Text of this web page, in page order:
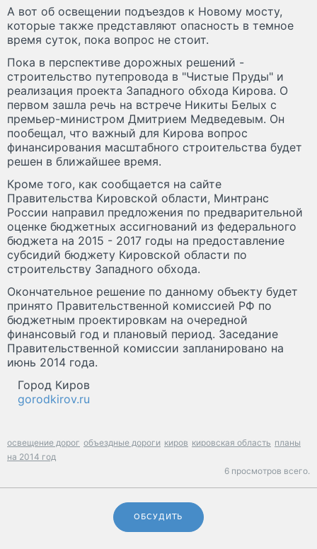
А вот об освещении подъездов к Новому мосту,
которые также представляют опасность в темное
время суток, пока вопрос не стоит.
Пока в перспективе дорожных решений -
строительство путепровода в "Чистые Пруды" и
реализация проекта Западного обхода Кирова. О
первом зашла речь на встрече Никиты Белых с
премьер-министром Дмитрием Медведевым. Он
пообещал, что важный для Кирова вопрос
финансирования масштабного строительства будет
решен в ближайшее время.
Кроме того, как сообщается на сайте
Правительства Кировской области, Минтранс
России направил предложения по предварительной
оценке бюджетных ассигнований из федерального
бюджета на 2015 - 2017 годы на предоставление
субсидий бюджету Кировской области по
строительству Западного обхода.
Окончательное решение по данному объекту будет
принято Правительственной комиссией РФ по
бюджетным проектировкам на очередной
финансовый год и плановый период. Заседание
Правительственной комиссии запланировано на
июнь 2014 года.
Город Киров
gorodkirov.ru
освещение дорог объездные дороги киров кировская область планы
на 2014 год
6 просмотров всего.
ОБСУДИТЬ